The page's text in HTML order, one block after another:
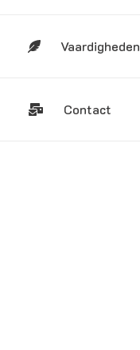
Vaardigheden
Contact